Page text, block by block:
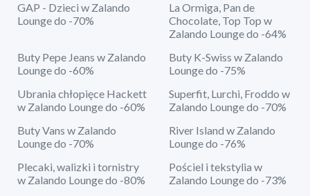
GAP - Dzieci w Zalando
Lounge do -70%
La Ormiga, Pan de
Chocolate, Top Top w
Zalando Lounge do -64%
Buty Pepe Jeans w Zalando
Lounge do -60%
Buty K-Swiss w Zalando
Lounge do -75%
Ubrania chłopięce Hackett
w Zalando Lounge do -60%
Superfit, Lurchi, Froddo w
Zalando Lounge do -70%
Buty Vans w Zalando
Lounge do -70%
River Island w Zalando
Lounge do -76%
Plecaki, walizki i tornistry
w Zalando Lounge do -80%
Pościel i tekstylia w
Zalando Lounge do -73%